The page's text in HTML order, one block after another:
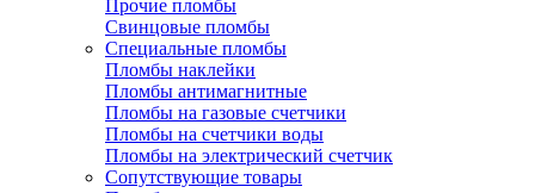
Прочие пломбы
Свинцовые пломбы
Специальные пломбы
Пломбы наклейки
Пломбы антимагнитные
Пломбы на газовые счетчики
Пломбы на счетчики воды
Пломбы на электрический счетчик
Сопутствующие товары